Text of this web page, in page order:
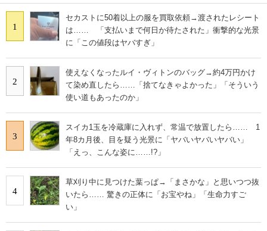
1
セカストに50着以上の服を買取依頼→渡されたレシート
は…… 「支払いまで何日か待たされた」衝撃的な光景
に「この値段はヤバすぎ」
2
使えなくなったルイ・ヴィトンのバッグ→約4万円かけ
て染め直したら……「捨てなきゃよかった」「そういう
使い道もあったのか」
3
スイカ1玉を冷蔵庫に入れず、常温で放置したら…… 1
年8カ月後、目を疑う光景に「ヤバいヤバいヤバい」
「えっ、こんな姿に……!?」
4
草刈り中に見つけた葉っぱ→「まさかな」と思いつつ抜
いたら…… 驚きの正体に「お宝やね」「生命力すご
い」